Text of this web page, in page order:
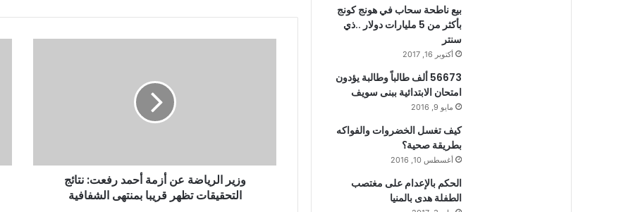
وزير الرياضة عن أزمة أحمد رفعت: نتائج
التحقيقات تظهر قريبا بمنتهى الشفافية
بيع ناطحة سحاب في هونج كونج
بأكثر من 5 مليارات دولار ..ذي
سنتر
أكتوبر 16, 2017
56673 ألف طالباً وطالبة يؤدون
امتحان الابتدائية ببنى سويف
مايو 9, 2016
كيف تغسل الخضروات والفواكه
بطريقة صحية؟
أغسطس 10, 2016
الحكم بالإعدام على مغتصب
الطفلة هدى بالمنيا